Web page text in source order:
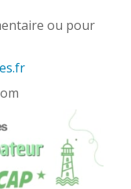
ou pour